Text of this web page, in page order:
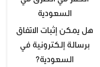
السعودية
هل يمكن إثبات الاتفاق
برسالة إلكترونية في
السعودية؟